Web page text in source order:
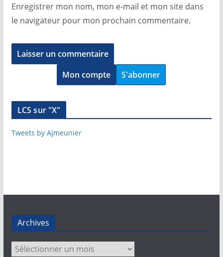
Enregistrer mon nom, mon e-mail et mon site dans
le navigateur pour mon prochain commentaire.
Mon compte S'abonner
LCS sur "X"
Tweets by Ajmeunier
Archives
Archives